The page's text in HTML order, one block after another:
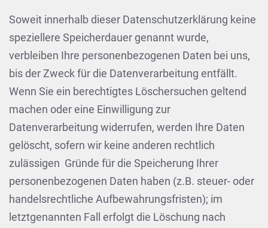
Soweit innerhalb dieser Datenschutzerklärung keine
speziellere Speicherdauer genannt wurde,
verbleiben Ihre personenbezogenen Daten bei uns,
bis der Zweck für die Datenverarbeitung entfällt.
Wenn Sie ein berechtigtes Löschersuchen geltend
machen oder eine Einwilligung zur
Datenverarbeitung widerrufen, werden Ihre Daten
gelöscht, sofern wir keine anderen rechtlich
zulässigen Gründe für die Speicherung Ihrer
personenbezogenen Daten haben (z.B. steuer- oder
handelsrechtliche Aufbewahrungsfristen); im
letztgenannten Fall erfolgt die Löschung nach